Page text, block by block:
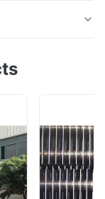
Pijpmontage
Lange
Straal